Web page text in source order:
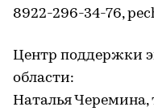
8922-296-34-76,
Центр поддержки
области:
Наталья Черемина,